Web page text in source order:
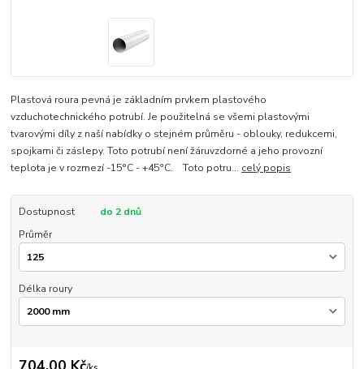
Plastová roura pevná je základním prvkem plastového
vzduchotechnického potrubí. Je použitelná se všemi plastovými
tvarovými díly z naší nabídky o stejném průměru - oblouky, redukcemi,
spojkami či záslepy. Toto potrubí není žáruvzdorné a jeho provozní
teplota je v rozmezí -15°C - +45°C. Toto potru... celý popis
Dostupnost
do 2 dnů
Průměr
Délka roury